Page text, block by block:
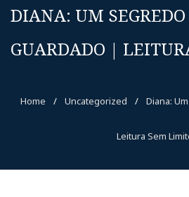
DIANA: UM
GUARDADO |
Home / Uncategorized / Diana:
Leitura Sem